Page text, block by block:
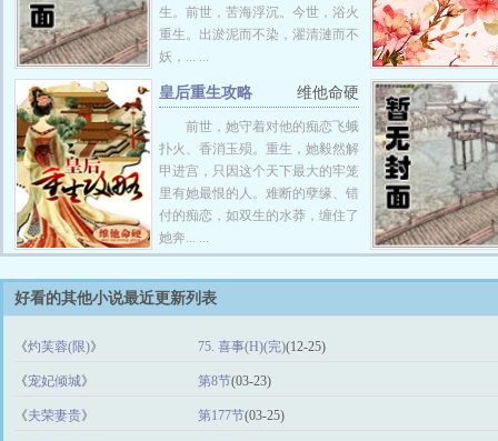
生。前世，苦海浮沉。今世，浴火
重生。出淤泥而不染，濯清漣而不
妖，... ...
维他命硬
皇后重生攻略
前世，她守着对他的痴恋飞蛾
扑火、香消玉殒。重生，她毅然解
甲进宫，只因这个天下最大的牢笼
里有她最恨的人。难断的孽缘、错
付的痴恋，如双生的水莽，缠住了
她奔... ...
好看的其他小说最近更新列表
《灼芙蓉(限)》 75. 喜事(H)(完)(12-25)
《宠妃倾城》 第8节(03-23)
《夫荣妻贵》 第177节(03-25)